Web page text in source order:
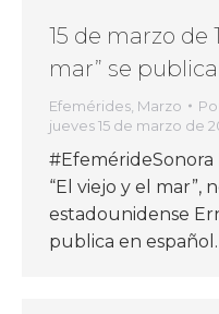
15 de marzo de
mar” se
Efemérides Marzo
jueves 15 de marzo de
#EfemérideSonora
“El viejo y el mar”,
estadounidense
publica en español.